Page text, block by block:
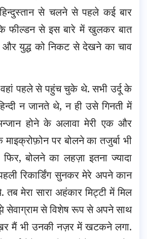
से चलने से पहले कई बार
फील्डन से इस बारे में खुलकर बात
युद्ध को निकट से देखने का चाव
वहां पहले से पहुंच चुके थे. सभी उर्दू के
न जानते थे, न ही उसे गिनती में
होने के अलावा मेरी एक और
पर बोलने का तजुर्बा भी
बोलने का लहज़ा इतना ज्यादा
रिकार्डिंग सुनकर मेरे अपने कान
मेरा सारा अहंकार मिट्टी में मिल
सेवाग्राम से विशेष रूप से अपने साथ
मैं भी उनकी नज़र में खटकने लगा.